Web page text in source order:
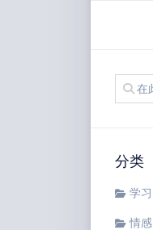
分类
学习
情感